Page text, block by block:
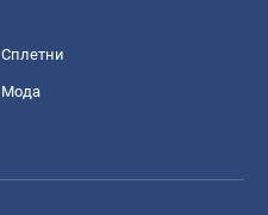
Сплетни
Мода